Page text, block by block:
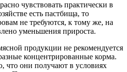
чувствовать практически в
есть пастбища, то
не требуются, к тому же, на
уменьшения прироста.
продукции не рекомендуется
концентрированные корма.
что они получают в условиях